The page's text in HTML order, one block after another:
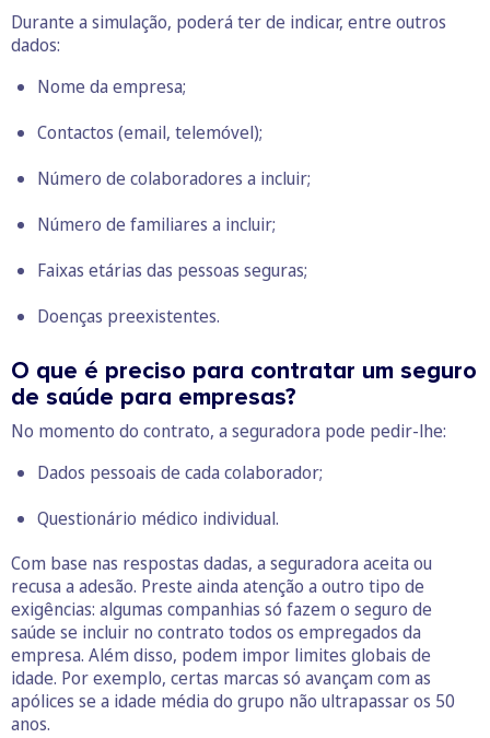
Durante a simulação, poderá ter de indicar, entre outros
dados:
Nome da empresa;
Contactos (email, telemóvel);
Número de colaboradores a incluir;
Número de familiares a incluir;
Faixas etárias das pessoas seguras;
Doenças preexistentes.
O que é preciso para contratar um seguro
de saúde para empresas?
No momento do contrato, a seguradora pode pedir-lhe:
Dados pessoais de cada colaborador;
Questionário médico individual.
Com base nas respostas dadas, a seguradora aceita ou
recusa a adesão. Preste ainda atenção a outro tipo de
exigências: algumas companhias só fazem o seguro de
saúde se incluir no contrato todos os empregados da
empresa. Além disso, podem impor limites globais de
idade. Por exemplo, certas marcas só avançam com as
apólices se a idade média do grupo não ultrapassar os 50
anos.